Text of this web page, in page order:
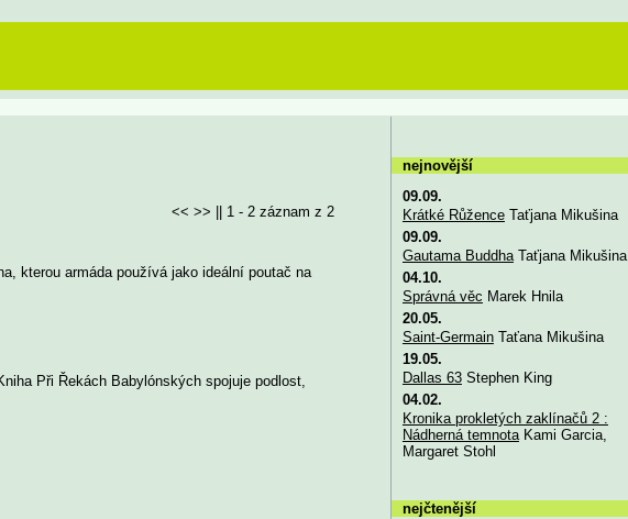
<< >> || 1 - 2 záznam z 2
kterou armáda používá jako ideální poutač na
Při Řekách Babylónských spojuje podlost,
nejnovější
09.09.
Krátké RůženceTaťjana Mikušina
09.09.
Gautama BuddhaTaťjana Mikušina
04.10.
Správná věc Marek Hnila
20.05.
Saint-GermainTaťana Mikušina
19.05.
Dallas 63Stephen King
04.02.
Kronika prokletých zaklínačů 2 :
Nádherná temnotaKami Garcia,
Margaret Stohl
nejčtenější